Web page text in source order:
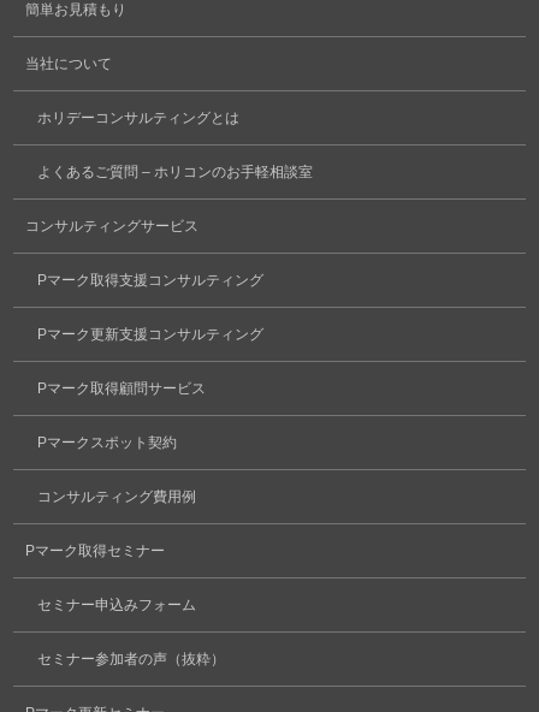
簡単お見積もり
当社について
ホリデーコンサルティングとは
よくあるご質問 – ホリコンのお手軽相談室
コンサルティングサービス
Pマーク取得支援コンサルティング
Pマーク更新支援コンサルティング
Pマーク取得顧問サービス
Pマークスポット契約
コンサルティング費用例
Pマーク取得セミナー
セミナー申込みフォーム
セミナー参加者の声（抜粋）